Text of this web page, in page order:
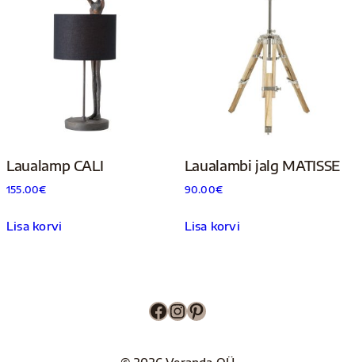
Laualamp CALI
155.00€
Lisa korvi
Laualambi jalg MATISSE
90.00€
Lisa korvi
Facebook
Instagram
Pinterest